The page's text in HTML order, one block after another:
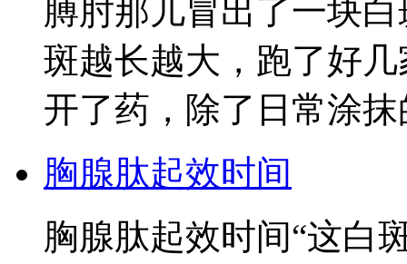
膊肘那儿冒出了一块
斑越长越大，跑了好
开了药，除了日常涂抹
胸腺肽起效时间
胸腺肽起效时间“这白